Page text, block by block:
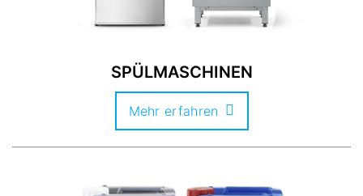
SPÜLMASCHINEN
Mehr erfahren